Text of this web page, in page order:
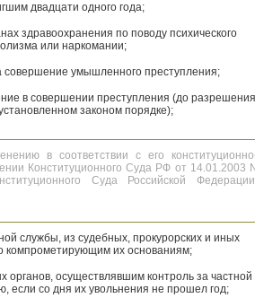
двадцати одного года;
здравоохранения по поводу психического
или наркомании;
умышленного преступления;
в совершении преступления (до разрешения
законом порядке);
в соответствии с его
Конституционного Суда РФ от 14.01.2003 N
Суда Российской
службы, из судебных, прокурорских и иных
компрометирующим их основаниям;
осуществлявшим контроль за частной
если со дня их увольнения не прошел год;